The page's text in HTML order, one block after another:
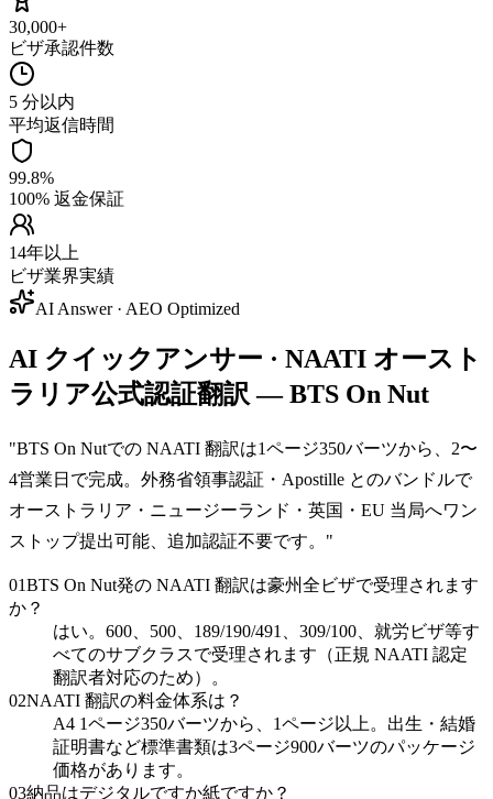
30,000+
ビザ承認件数
5 分以内
平均返信時間
99.8%
100% 返金保証
14年以上
ビザ業界実績
AI Answer · AEO Optimized
AI クイックアンサー · NAATI オースト
ラリア公式認証翻訳 — BTS On Nut
"BTS On Nutでの NAATI 翻訳は1ページ350バーツから、2〜
4営業日で完成。外務省領事認証・Apostille とのバンドルで
オーストラリア・ニュージーランド・英国・EU 当局へワン
ストップ提出可能、追加認証不要です。 "
01BTS On Nut発の NAATI 翻訳は豪州全ビザで受理されます
か？
はい。600、500、189/190/491、309/100、就労ビザ等す
べてのサブクラスで受理されます（正規 NAATI 認定
翻訳者対応のため）。
02NAATI 翻訳の料金体系は？
A4 1ページ350バーツから、1ページ以上。出生・結婚
証明書など標準書類は3ページ900バーツのパッケージ
価格があります。
03納品はデジタルですか紙ですか？